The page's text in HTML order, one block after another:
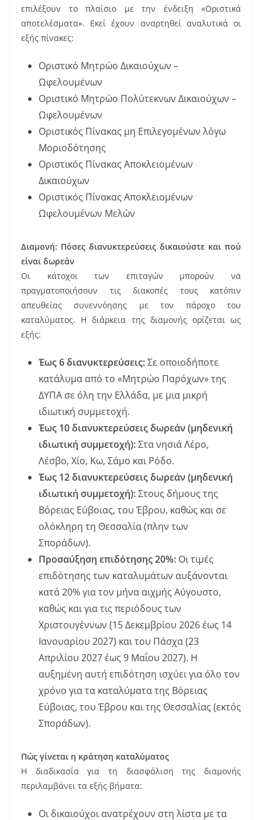
επιλέξουν το πλαίσιο με την ένδειξη «Οριστικά
αποτελέσματα». Εκεί έχουν αναρτηθεί αναλυτικά οι
εξής πίνακες:
Οριστικό Μητρώο Δικαιούχων –
Ωφελουμένων
Οριστικό Μητρώο Πολύτεκνων Δικαιούχων –
Ωφελουμένων
Οριστικός Πίνακας μη Επιλεγομένων λόγω
Μοριοδότησης
Οριστικός Πίνακας Αποκλειομένων
Δικαιούχων
Οριστικός Πίνακας Αποκλειομένων
Ωφελουμένων Μελών
Διαμονή: Πόσες διανυκτερεύσεις δικαιούστε και πού
είναι δωρεάν
Οι κάτοχοι των επιταγών μπορούν να
πραγματοποιήσουν τις διακοπές τους κατόπιν
απευθείας συνεννόησης με τον πάροχο του
καταλύματος. Η διάρκεια της διαμονής ορίζεται ως
εξής:
Έως 6 διανυκτερεύσεις:Σε οποιοδήποτε
κατάλυμα από το «Μητρώο Παρόχων» της
ΔΥΠΑ σε όλη την Ελλάδα, με μια μικρή
ιδιωτική συμμετοχή.
Έως 10 διανυκτερεύσεις δωρεάν (μηδενική
ιδιωτική συμμετοχή):Στα νησιά Λέρο,
Λέσβο, Χίο, Κω, Σάμο και Ρόδο.
Έως 12 διανυκτερεύσεις δωρεάν (μηδενική
ιδιωτική συμμετοχή):Στους δήμους της
Βόρειας Εύβοιας, του Έβρου, καθώς και σε
ολόκληρη τη Θεσσαλία (πλην των
Σποράδων).
Προσαύξηση επιδότησης 20%: Οι τιμές
επιδότησης των καταλυμάτων αυξάνονται
κατά 20% για τον μήνα αιχμής Αύγουστο,
καθώς και για τις περιόδους των
Χριστουγέννων (15 Δεκεμβρίου 2026 έως 14
Ιανουαρίου 2027) και του Πάσχα (23
Απριλίου 2027 έως 9 Μαΐου 2027). Η
αυξημένη αυτή επιδότηση ισχύει για όλο τον
χρόνο για τα καταλύματα της Βόρειας
Εύβοιας, του Έβρου και της Θεσσαλίας (εκτός
Σποράδων).
Πώς γίνεται η κράτηση καταλύματος
Η διαδικασία για τη διασφάλιση της διαμονής
περιλαμβάνει τα εξής βήματα:
Οι δικαιούχοι ανατρέχουν στη λίστα με τα